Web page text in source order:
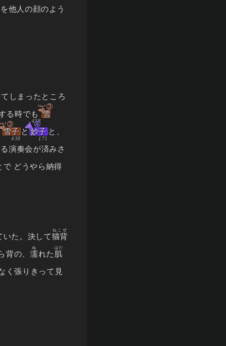
他人の顔のよう
しまったところ
る時でも雪
③
雪子
③
と妙子
④
と、
演奏会が済みさ
で どうやら納得
いた。決して猫背
ねこぜ
背の、 濡
ぬ
れた 肌
はだ
く張りきって見